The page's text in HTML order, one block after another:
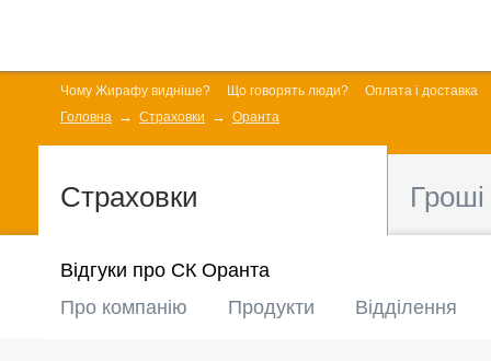
Чому Жирафу видніше? Що говорять люди?
Оплата і доставка
Головна
Страховки Оранта
Страховки Гроші
Відгуки про СК Оранта
Про компанію
Продукти Відділення